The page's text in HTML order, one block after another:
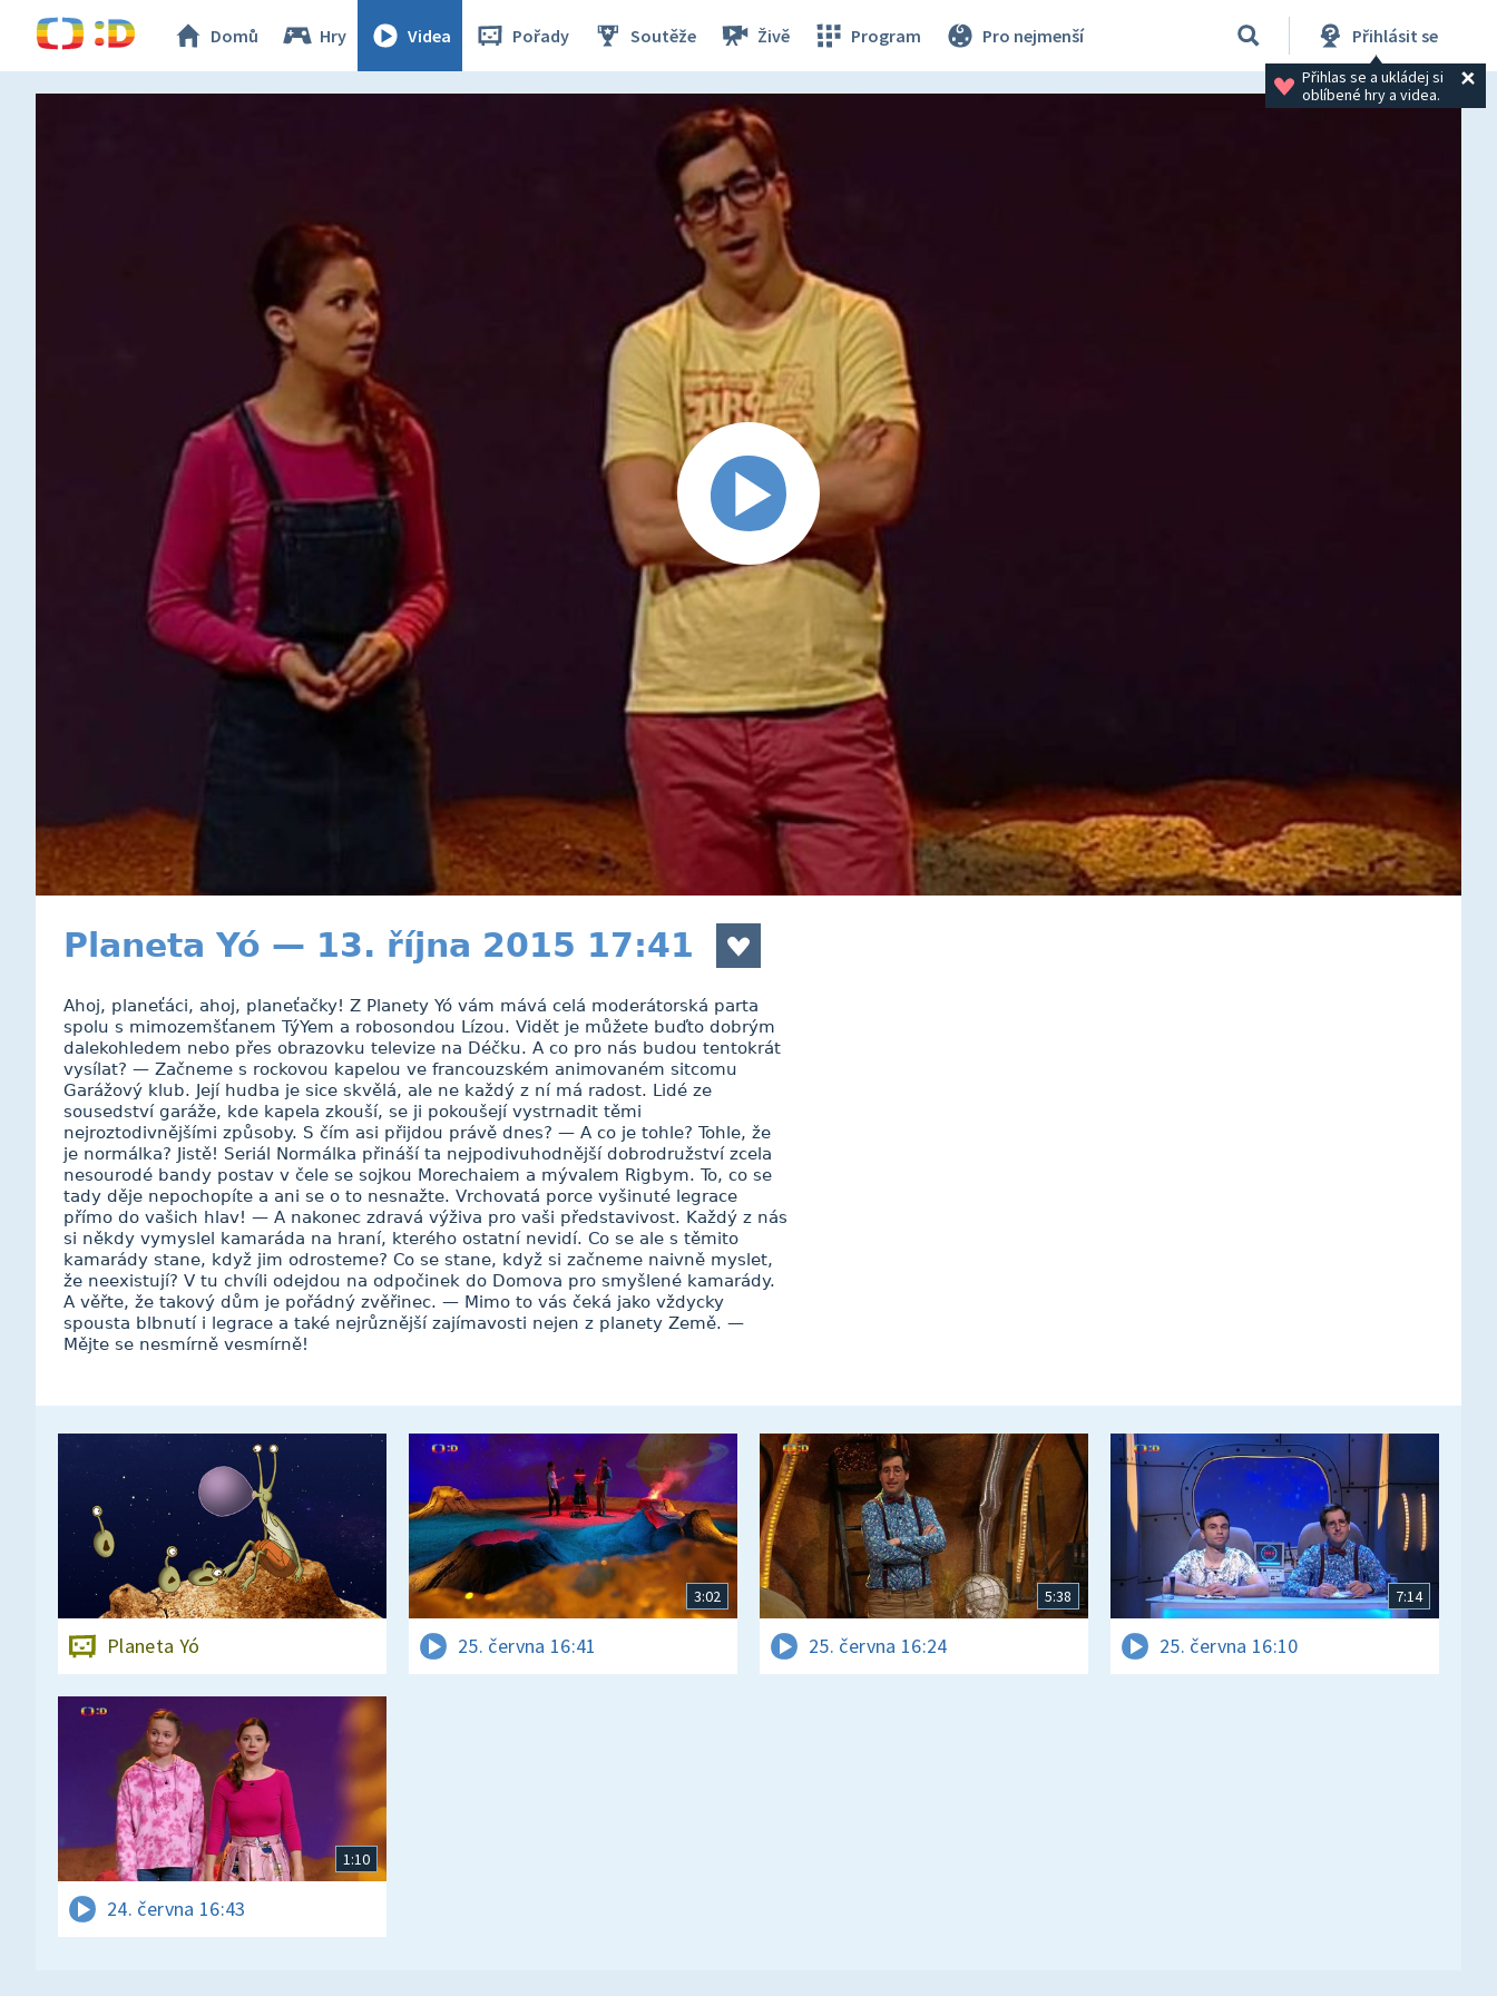
Domů Hry Videa Pořady Soutěže Živě Program Pro nejmenší Přihlásit se
Přihlas se a ukládej si
oblíbené hry a videa.
Planeta Yó — 13. října 2015 17:41
Ahoj, planeťáci, ahoj, planeťačky! Z Planety Yó vám mává celá moderátorská parta
spolu s mimozemšťanem TýYem a robosondou Lízou. Vidět je můžete buďto dobrým
dalekohledem nebo přes obrazovku televize na Déčku. A co pro nás budou tentokrát
vysílat? — Začneme s rockovou kapelou ve francouzském animovaném sitcomu
Garážový klub. Její hudba je sice skvělá, ale ne každý z ní má radost. Lidé ze
sousedství garáže, kde kapela zkouší, se ji pokoušejí vystrnadit těmi
nejroztodivnějšími způsoby. S čím asi přijdou právě dnes? — A co je tohle? Tohle, že
je normálka? Jistě! Seriál Normálka přináší ta nejpodivuhodnější dobrodružství zcela
nesourodé bandy postav v čele se sojkou Morechaiem a mývalem Rigbym. To, co se
tady děje nepochopíte a ani se o to nesnažte. Vrchovatá porce vyšinuté legrace
přímo do vašich hlav! — A nakonec zdravá výživa pro vaši představivost. Každý z nás
si někdy vymyslel kamaráda na hraní, kterého ostatní nevidí. Co se ale s těmito
kamarády stane, když jim odrosteme? Co se stane, když si začneme naivně myslet,
že neexistují? V tu chvíli odejdou na odpočinek do Domova pro smyšlené kamarády.
A věřte, že takový dům je pořádný zvěřinec. — Mimo to vás čeká jako vždycky
spousta blbnutí i legrace a také nejrůznější zajímavosti nejen z planety Země. —
Mějte se nesmírně vesmírně!
Planeta Yó
3:02
25. června 16:41
5:38
25. června 16:24
7:14
25. června 16:10
1:10
24. června 16:43